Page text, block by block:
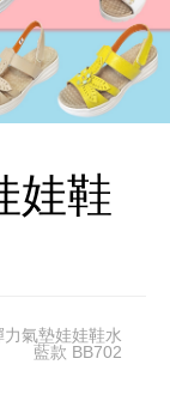
娃鞋
氣墊娃娃鞋水
藍款 BB702